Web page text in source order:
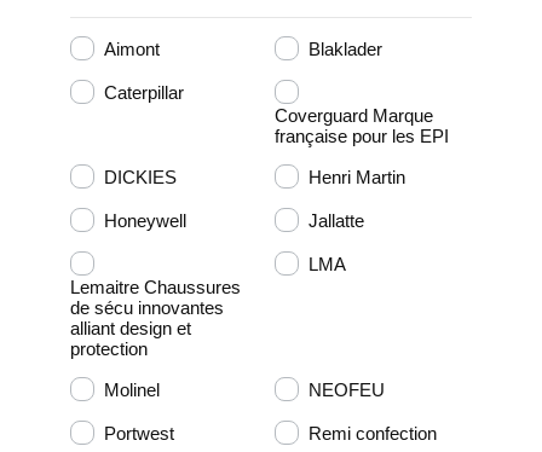
Aimont Blaklader
Caterpillar
Coverguard Marque
française pour les EPI
DICKIES
Henri Martin
Honeywell Jallatte
Lemaitre Chaussures
de sécu innovantes
alliant design et
protection
LMA
Molinel NEOFEU
Portwest Remi confection